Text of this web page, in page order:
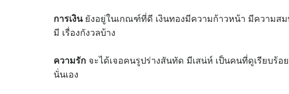
การเงินยังอยู่ในเกณฑ์ที่ดี เงินทองมีความก้าวหน้า มีความส
มี เรื่องกังวลบ้าง
ความรัก จะได้เจอคนรูปร่างสันทัด มีเสน่ห์ เป็นคนที่ดูเรียบร้
นั่นเอง